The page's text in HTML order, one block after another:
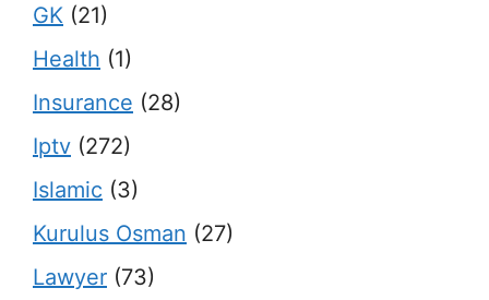
GK (21)
Health (1)
Insurance (28)
Iptv (272)
Islamic (3)
Kurulus Osman (27)
Lawyer (73)